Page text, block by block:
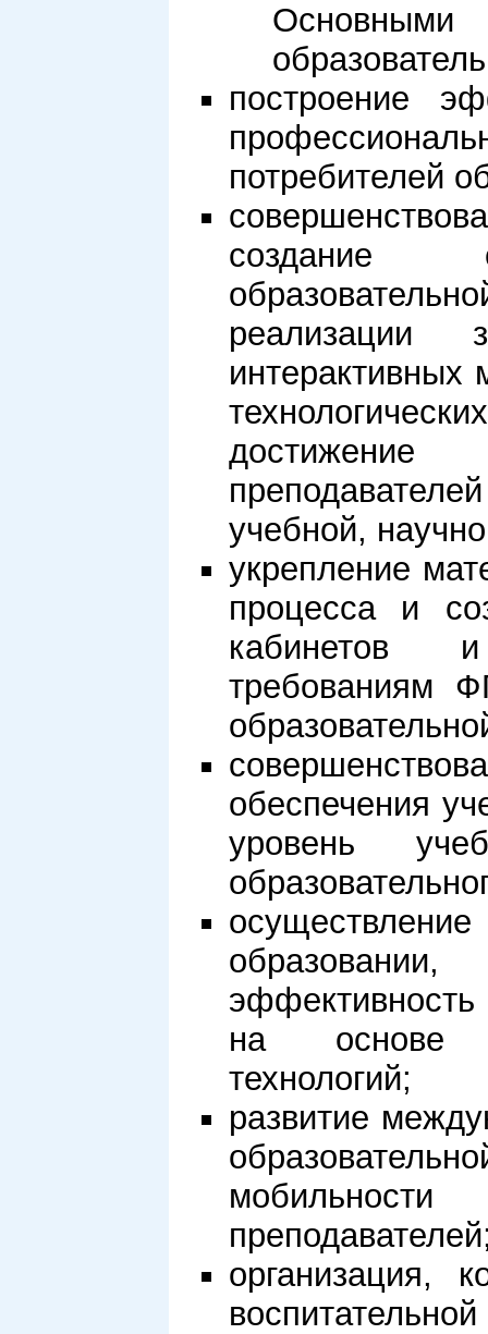
построение
потребителей
создание
реализации
интерактивных
учебной,
укрепление
процесса и
кабинетов и
требованиям
обеспечения
уровень
эффективность
на основе
технологий;
развитие
организация,